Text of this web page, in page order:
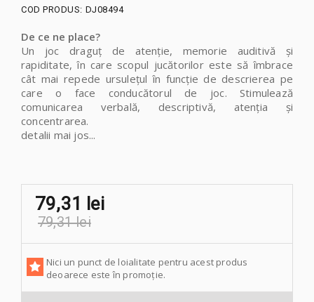
COD PRODUS: DJ08494
De ce ne place?
Un joc draguț de atenție, memorie auditivă și
rapiditate, în care scopul jucătorilor este să îmbrace
cât mai repede ursulețul în funcție de descrierea pe
care o face conducătorul de joc. Stimulează
comunicarea verbală, descriptivă, atenția și
concentrarea.
detalii mai jos...
79,31 lei
79,31 lei
Nici un punct de loialitate pentru acest produs
deoarece este în promoție.